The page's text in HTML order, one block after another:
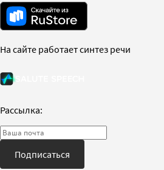
На сайте работает синтез речи
Рассылка:
Подписаться